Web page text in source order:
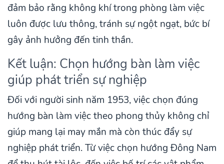
đảm bảo rằng không khí trong phòng làm việc
luôn được lưu thông, tránh sự ngột ngạt, bức bí
gây ảnh hưởng đến tinh thần.
Kết luận: Chọn hướng bàn làm việc
giúp phát triển sự nghiệp
Đối với người sinh năm 1953, việc chọn đúng
hướng bàn làm việc theo phong thủy không chỉ
giúp mang lại may mắn mà còn thúc đẩy sự
nghiệp phát triển. Từ việc chọn hướng Đông Nam